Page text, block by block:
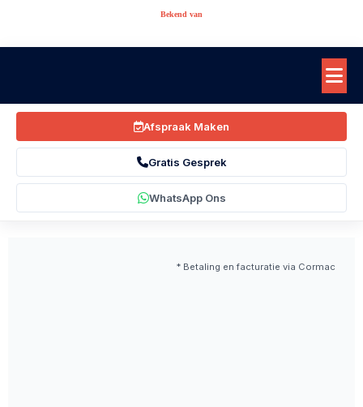
Bekend van
Afspraak Maken
Gratis Gesprek
WhatsApp Ons
* Betaling en facturatie via Cormac